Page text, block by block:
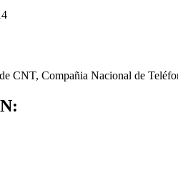
CNT, Compañia Nacional de